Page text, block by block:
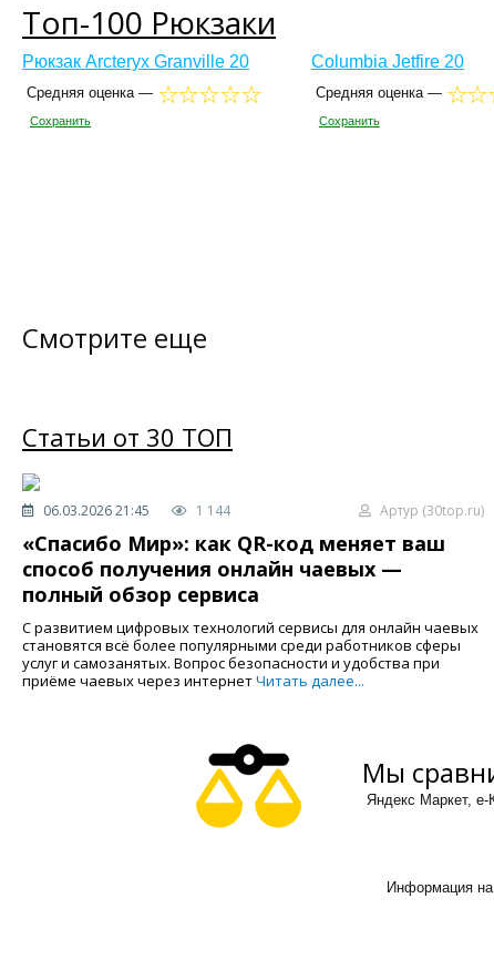
Топ-100 Рюкзаки
Рюкзак Arcteryx Granville 20
Средняя оценка —
Сохранить
Columbia Jetfire 20
Средняя оценка —
Сохранить
Смотрите еще
Статьи от 30 ТОП
06.03.2026 21:45 1 144 Артур (30top.ru)
«Спасибо Мир»: как QR-код меняет ваш
способ получения онлайн чаевых —
полный обзор сервиса
С развитием цифровых технологий сервисы для онлайн чаевых
становятся всё более популярными среди работников сферы
услуг и самозанятых. Вопрос безопасности и удобства при
приёме чаевых через интернетЧитать далее...
Мы
Яндекс Маркет, е-
Информация на